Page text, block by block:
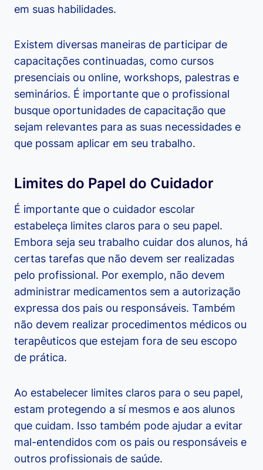
em suas habilidades.
Existem diversas maneiras de participar de
capacitações continuadas, como cursos
presenciais ou online, workshops, palestras e
seminários. É importante que o profissional
busque oportunidades de capacitação que
sejam relevantes para as suas necessidades e
que possam aplicar em seu trabalho.
Limites do Papel do Cuidador
É importante que o cuidador escolar
estabeleça limites claros para o seu papel.
Embora seja seu trabalho cuidar dos alunos, há
certas tarefas que não devem ser realizadas
pelo profissional. Por exemplo, não devem
administrar medicamentos sem a autorização
expressa dos pais ou responsáveis. Também
não devem realizar procedimentos médicos ou
terapêuticos que estejam fora de seu escopo
de prática.
Ao estabelecer limites claros para o seu papel,
estam protegendo a sí mesmos e aos alunos
que cuidam. Isso também pode ajudar a evitar
mal-entendidos com os pais ou responsáveis e
outros profissionais de saúde.